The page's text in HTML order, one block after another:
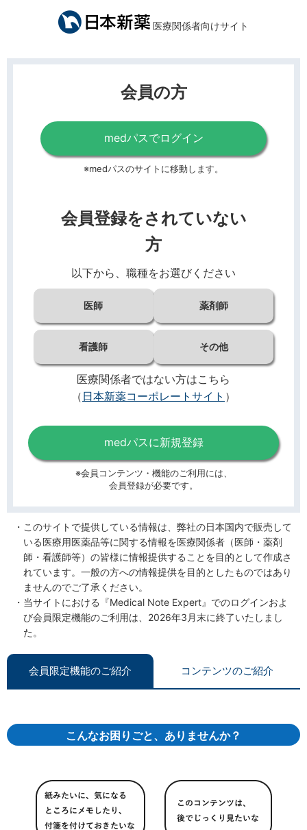
医療関係者向けサイト
会員の方
medパスでログイン
※medパスのサイトに移動します。
会員登録をされていない
方
以下から、職種をお選びください
医師 薬剤師
看護師 その他
医療関係者ではない方はこちら
（ 日本新薬コーポレートサイト ）
medパスに新規登録
※会員コンテンツ・機能のご利用には、
会員登録が必要です。
このサイトで提供している情報は、弊社の日本国内で販売して
いる医療用医薬品等に関する情報を医療関係者（医師・薬剤
師・看護師等）の皆様に情報提供することを目的として作成さ
れています。一般の方への情報提供を目的としたものではあり
ませんのでご了承ください。
当サイトにおける『Medical Note Expert』でのログインおよ
び会員限定機能のご利用は、2026年3月末に終了いたしまし
た。
会員限定機能のご紹介 コンテンツのご紹介
こんなお困りごと、ありませんか？